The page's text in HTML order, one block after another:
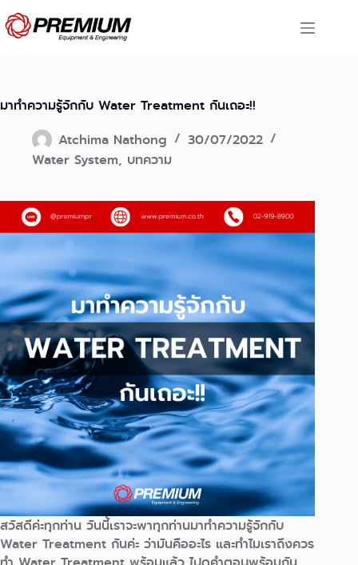
Skip
to
content
มาทำความรู้จักกับ Water Treatment กันเถอะ!!
Atchima Nathong
30/07/2022
Water System, บทความ
สวัสดีค่ะทุกท่าน วันนี้เราจะพาทุกท่านมาทำความรู้จักกับ
Water Treatment กันค่ะ ว่ามันคืออะไร และทำไมเราถึงควร